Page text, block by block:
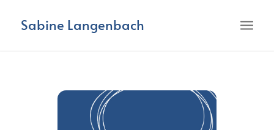
Sabine Langenbach